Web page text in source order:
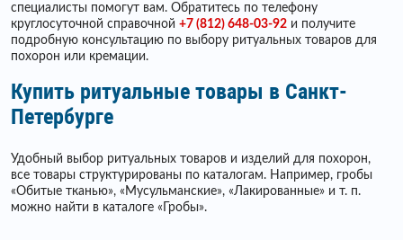
специалисты помогут вам. Обратитесь по телефону
круглосуточной справочной +7 (812) 648-03-92 и получите
подробную консультацию по выбору ритуальных товаров для
похорон или кремации.
Купить ритуальные товары в Санкт-
Петербурге
Удобный выбор ритуальных товаров и изделий для похорон,
все товары структурированы по каталогам. Например, гробы
«Обитые тканью», «Мусульманские», «Лакированные» и т. п.
можно найти в каталоге «Гробы».